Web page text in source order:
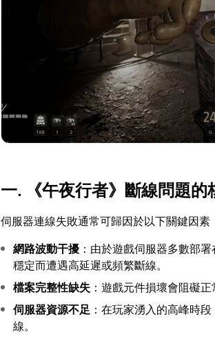
一. 《午夜行者》斷線問題的
伺服器連線失敗通常可歸因於以下關鍵因素
網路波動干擾 ：由於遊戲伺服器多數部
穩定而遭遇高延遲或頻繁斷線。
檔案完整性缺失 ：遊戲元件損壞會阻礙
伺服器資源不足 ：在玩家湧入的高峰時
線。